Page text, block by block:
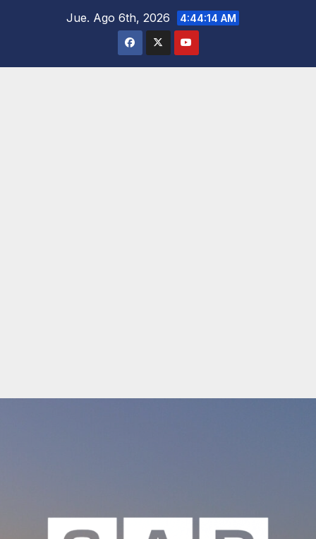
Jue. Ago 6th, 2026 4:44:15 AM